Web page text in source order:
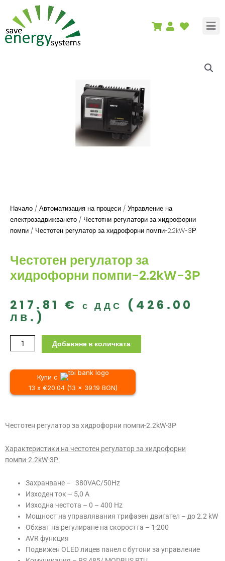
content
Начало / Автоматизация на процеси / Управление на
електрозадвижването / Честотни регулатори за хидрофорни
помпи / Честотен регулатор за хидрофорни помпи-2.2kW-3Р
Честотен регулатор за
хидрофорни помпи-2.2kW-3Р
217.81 € с ДДС (426.00
лв.)
количество
за
регулатор
хидрофорни
Добавяне в количката
Купи с
13 x €20.04 (13 x 39.19 BGN)
Честотен регулатор за хидрофорни помпи-2.2kW-3Р
Характеристики на честотен регулатор за хидрофорни
помпи-2.2kW-3Р:
Захранване – 380VAC/50Hz
Изходен ток – 5,0 А
Изходна честота – 0 – 400 Hz
Мощност на управлявания трифазен двигател – до 2.2 kW
Обхват на регулиране на скоростта – 1:200
AVR функция
Подвижен OLED лицев панел с бутони за управление